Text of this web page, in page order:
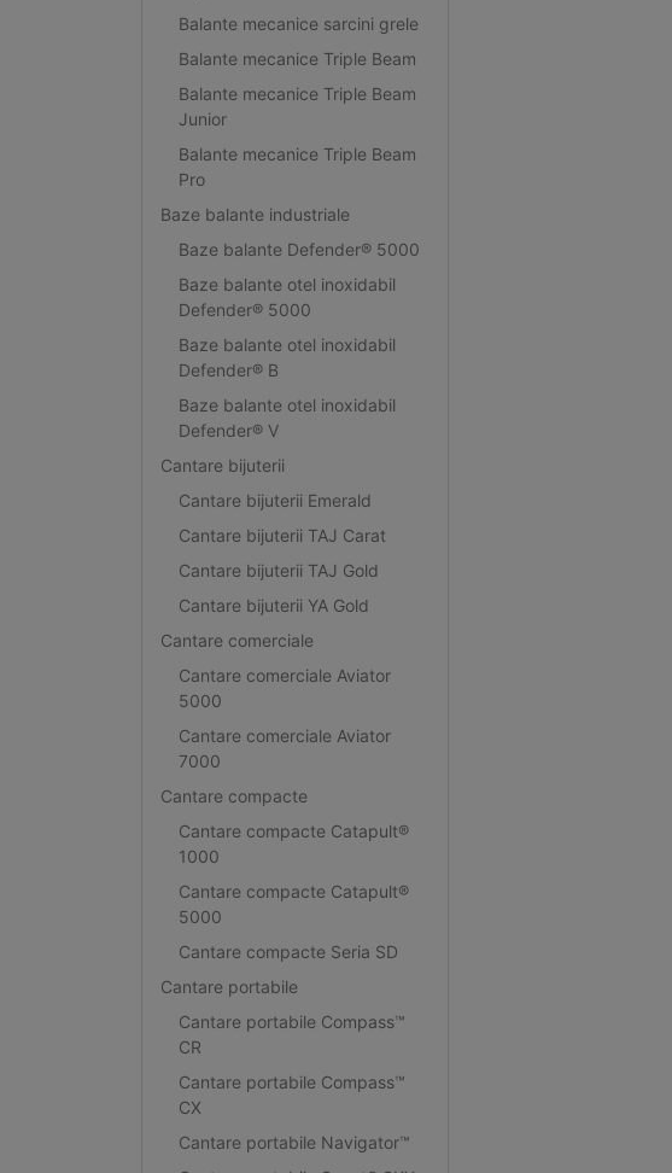
Balante mecanice sarcini grele
Balante mecanice Triple Beam
Balante mecanice Triple Beam
Junior
Balante mecanice Triple Beam
Pro
Baze balante industriale
Baze balante Defender® 5000
Baze balante otel inoxidabil
Defender® 5000
Baze balante otel inoxidabil
Defender® B
Baze balante otel inoxidabil
Defender® V
Cantare bijuterii
Cantare bijuterii Emerald
Cantare bijuterii TAJ Carat
Cantare bijuterii TAJ Gold
Cantare bijuterii YA Gold
Cantare comerciale
Cantare comerciale Aviator
5000
Cantare comerciale Aviator
7000
Cantare compacte
Cantare compacte Catapult®
1000
Cantare compacte Catapult®
5000
Cantare compacte Seria SD
Cantare portabile
Cantare portabile Compass™
CR
Cantare portabile Compass™
CX
Cantare portabile Navigator™